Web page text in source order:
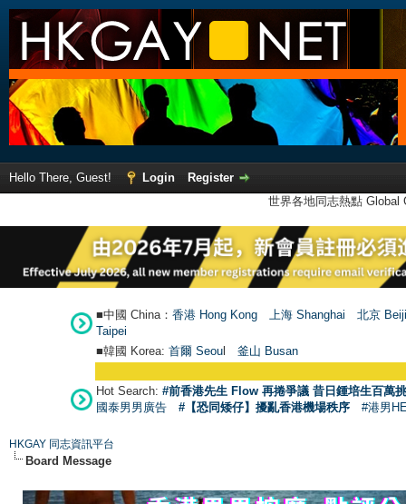
Hello There, Guest! Login
Register
世界各地同志熱點
■中國 China： 香港 Hong Kong 上海 Shanghai
北京
Taipei
■韓國 Korea: 首爾 Seoul 釜山 Busan
Hot Search: #前香港先生 Flow 再捲爭議 昔日鍾培生百萬
國泰男男廣告
#【恐同矮仔】擾亂香港機場秩序 #港男
HKGAY 同志資訊平台
Board Message